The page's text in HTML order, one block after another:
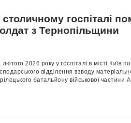
столичному госпіталі
з Тернопільщини
лютого 2026 року у госпіталі в місті Київ
відділення взводу
батальйону військової